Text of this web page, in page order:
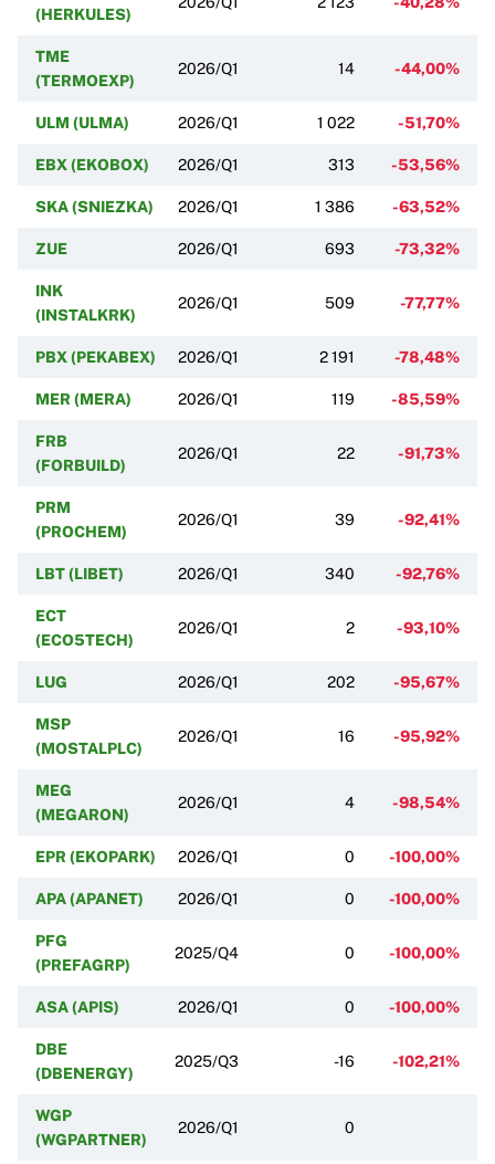
(HERKULES)
TME
(TERMOEXP)
2026/Q1 14 -44,00%
ULM (ULMA) 2026/Q1 1 022 -51,70%
EBX (EKOBOX) 2026/Q1 313 -53,56%
SKA (SNIEZKA) 2026/Q1 1 386 -63,52%
ZUE 2026/Q1 693 -73,32%
INK
(INSTALKRK)
2026/Q1 509 -77,77%
PBX (PEKABEX) 2026/Q1 2 191 -78,48%
MER (MERA) 2026/Q1 119 -85,59%
FRB
(FORBUILD)
2026/Q1 22 -91,73%
PRM
(PROCHEM)
2026/Q1 39 -92,41%
LBT (LIBET) 2026/Q1 340 -92,76%
ECT
(ECO5TECH)
2026/Q1 2 -93,10%
LUG 2026/Q1 202 -95,67%
MSP
(MOSTALPLC)
2026/Q1 16 -95,92%
MEG
(MEGARON)
2026/Q1 4 -98,54%
EPR (EKOPARK) 2026/Q1 0 -100,00%
APA (APANET) 2026/Q1 0 -100,00%
PFG
(PREFAGRP)
2025/Q4 0 -100,00%
ASA (APIS) 2026/Q1 0 -100,00%
DBE
(DBENERGY)
2025/Q3 -16 -102,21%
WGP
(WGPARTNER)
2026/Q1 0